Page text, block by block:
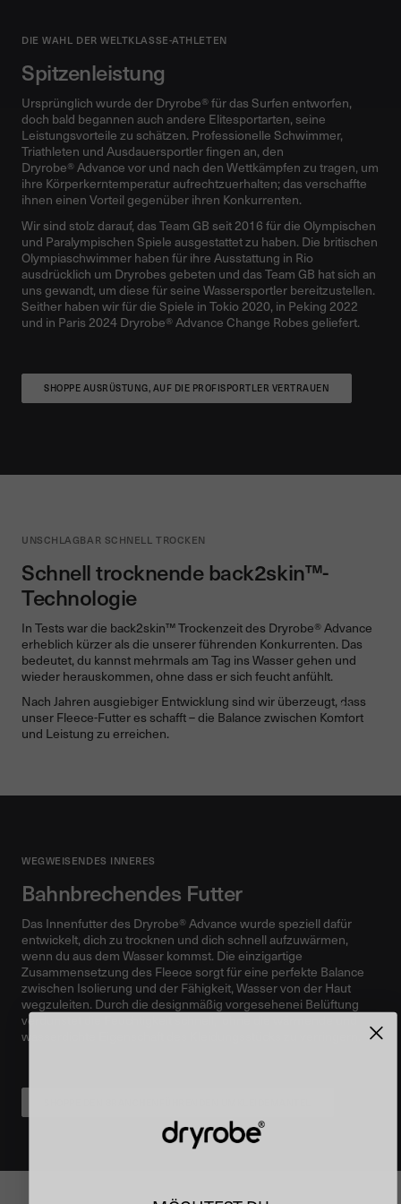
DIE WAHL DER WELTKLASSE-ATHLETEN
Spitzenleistung
Ursprünglich wurde der Dryrobe® für das Surfen entworfen,
doch bald begannen auch andere Elitesportarten, seine
Leistungsvorteile zu schätzen. Professionelle Schwimmer,
Triathleten und Ausdauersportler fingen an, den
Dryrobe® Advance vor und nach den Wettkämpfen zu tragen, um
ihre Körperkerntemperatur aufrechtzuerhalten; das verschaffte
ihnen einen Vorteil gegenüber ihren Konkurrenten.
Wir sind stolz darauf, das Team GB seit 2016 für die Olympischen
und Paralympischen Spiele ausgestattet zu haben. Die britischen
Olympiaschwimmer haben für ihre Ausstattung in Rio
ausdrücklich um Dryrobes gebeten und das Team GB hat sich an
uns gewandt, um diese für seine Wassersportler bereitzustellen.
Seither haben wir für die Spiele in Tokio 2020, in Peking 2022
und in Paris 2024 Dryrobe® Advance Change Robes geliefert.
SHOPPE AUSRÜSTUNG, AUF DIE PROFISPORTLER VERTRAUEN
UNSCHLAGBAR SCHNELL TROCKEN
Schnell trocknende back2skin™-
Technologie
In Tests war die back2skin™ Trockenzeit des Dryrobe® Advance
erheblich kürzer als die unserer führenden Konkurrenten. Das
bedeutet, du kannst mehrmals am Tag ins Wasser gehen und
wieder herauskommen, ohne dass er sich feucht anfühlt.
Nach Jahren ausgiebiger Entwicklung sind wir überzeugt, dass
unser Fleece-Futter es schafft – die Balance zwischen Komfort
und Leistung zu erreichen.
Unmute
WEGWEISENDES INNERES
Bahnbrechendes Futter
Das Innenfutter des Dryrobe® Advance wurde speziell dafür
entwickelt, dich zu trocknen und dich schnell aufzuwärmen,
wenn du aus dem Wasser kommst. Die einzigartige
Zusammensetzung des Fleece sorgt für eine perfekte Balance
zwischen Isolierung und der Fähigkeit, Wasser von der Haut
wegzuleiten. Durch die designmäßig vorgesehenei Belüftung
verdunstet die Feuchtigkeit schnell, ohne die wärmende und
wasserdichte Eigenschaft des Kleidungsstücks zu verringern.